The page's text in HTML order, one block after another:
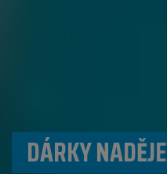
DÁRKY NADĚJE